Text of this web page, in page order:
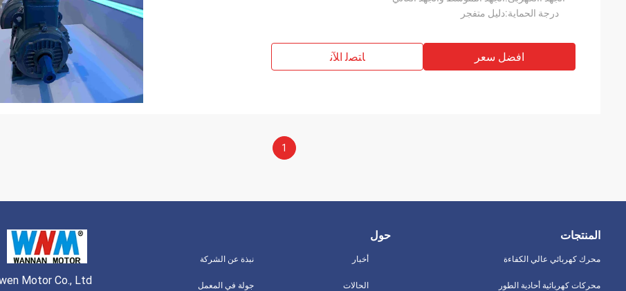
درجة الحماية:دليل متفجر
افضل سعر ﺎﺘﺼﻟ ﺍﻶﻧ
1
Motor Co., Ltd
حول
نبذة عن الشركة
جولة في المعمل
أخبار
الحالات
المنتجات
محرك كهربائي عالي الكفاءة
محركات كهربائية أحادية الطور